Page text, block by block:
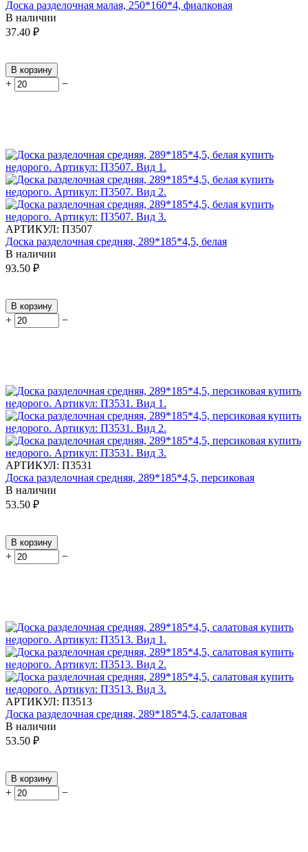
Доска разделочная малая, 250*160*4, фиалковая
В наличии
37.40 ₽
В корзину
+ −
АРТИКУЛ: П3507
Доска разделочная средняя, 289*185*4,5, белая
В наличии
93.50 ₽
В корзину
+ −
АРТИКУЛ: П3531
Доска разделочная средняя, 289*185*4,5, персиковая
В наличии
53.50 ₽
В корзину
+ −
АРТИКУЛ: П3513
Доска разделочная средняя, 289*185*4,5, салатовая
В наличии
53.50 ₽
В корзину
+ −